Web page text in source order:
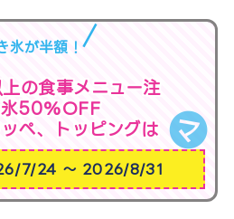
氷が半額！
の食事メニュー注
氷50%OFF
ペ、トッピングは
7/24 〜 2026/8/31